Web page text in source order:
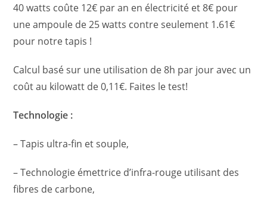
40 watts coûte 12€ par an en électricité et 8€ pour
une ampoule de 25 watts contre seulement 1.61€
pour notre tapis !
Calcul basé sur une utilisation de 8h par jour avec un
coût au kilowatt de 0,11€. Faites le test!
Technologie :
– Tapis ultra-fin et souple,
– Technologie émettrice d’infra-rouge utilisant des
fibres de carbone,